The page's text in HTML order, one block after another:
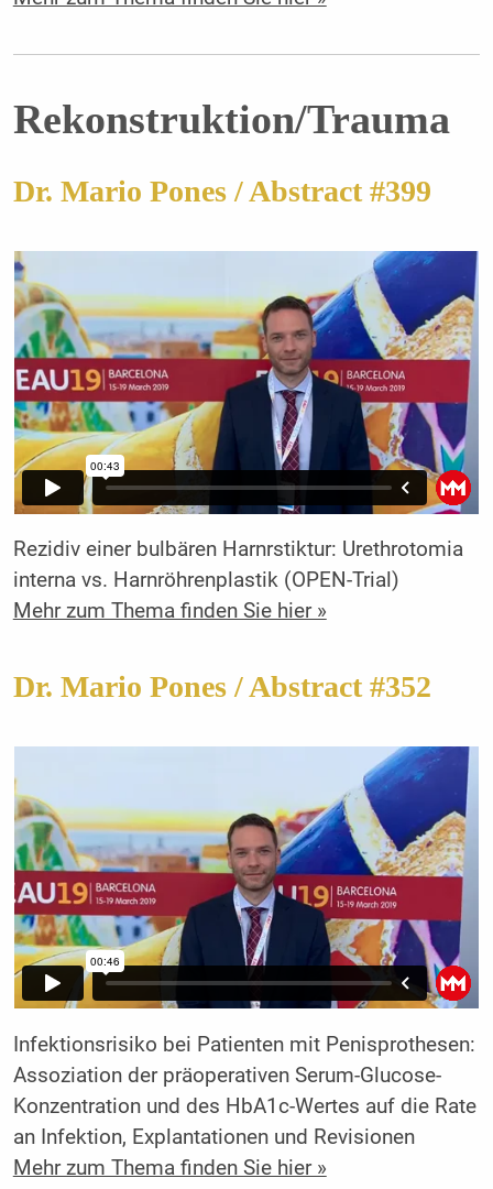
Rekonstruktion/Trauma
Dr. Mario Pones / Abstract #399
Rezidiv einer bulbären Harnrstiktur: Urethrotomia
interna vs. Harnröhrenplastik (OPEN-Trial)
Mehr zum Thema finden Sie hier »
Dr. Mario Pones / Abstract #352
Infektionsrisiko bei Patienten mit Penisprothesen:
Assoziation der präoperativen Serum-Glucose-
Konzentration und des HbA1c-Wertes auf die Rate
an Infektion, Explantationen und Revisionen
Mehr zum Thema finden Sie hier »